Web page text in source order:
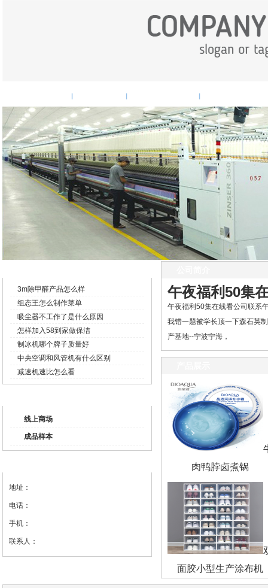
| | |
3m除甲醛产品怎么样
组态王怎么制作菜单
吸尘器不工作了是什么原因
怎样加入58到家做保洁
制冰机哪个牌子质量好
中央空调和风管机有什么区别
减速机速比怎么看
线上商场
成品样本
地址：
电话：
手机：
联系人：
午夜福利50集
午夜福利50集在线看公司联系
我错一题被学长顶一下森石英
产基地--宁波宁海，
肉鸭脖卤煮锅
面胶小型生产涂布机